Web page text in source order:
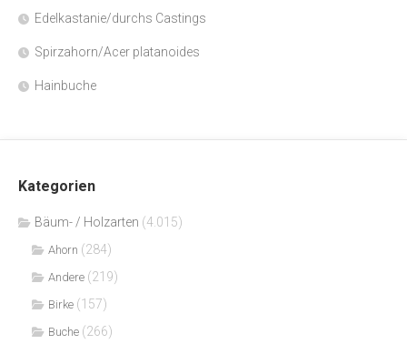
Edelkastanie/durchs Castings
Spirzahorn/Acer platanoides
Hainbuche
Kategorien
Bäum- / Holzarten (4.015)
Ahorn (284)
Andere (219)
Birke (157)
Buche (266)